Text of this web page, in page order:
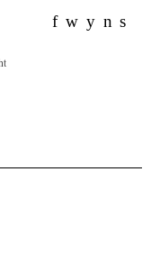
f w y n s